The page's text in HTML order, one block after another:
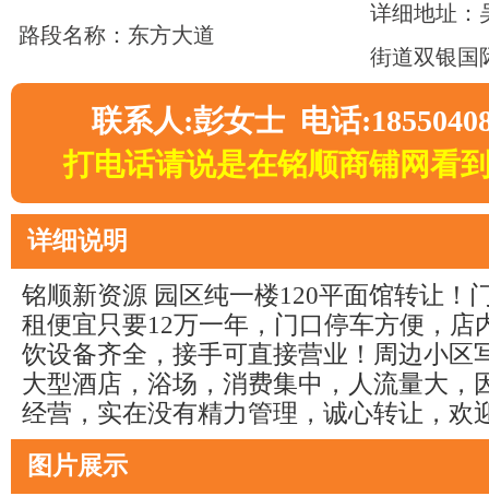
路段名称：东方大道
详细地址：
街道双银国
联系人:彭女士 电话
打电话请说是在铭顺商铺网看
详细说明
铭顺新资源 园区纯一楼120平面馆转让！
租便宜只要12万一年，门口停车方便，店
饮设备齐全，接手可直接营业！周边小区
大型酒店，浴场，消费集中，人流量大，
经营，实在没有精力管理，诚心转让，欢
图片展示